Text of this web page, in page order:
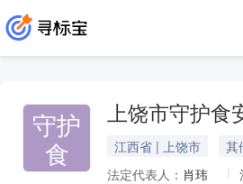
守护
食
上饶市守护食
江西省 | 上饶市 其
法定代表人： 肖玮